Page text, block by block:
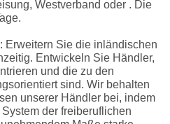
Westverband oder . Die
Erweitern Sie die inländischen
Entwickeln Sie Händler,
und die zu den
sind. Wir behalten
unserer Händler bei, indem
der freiberuflichen